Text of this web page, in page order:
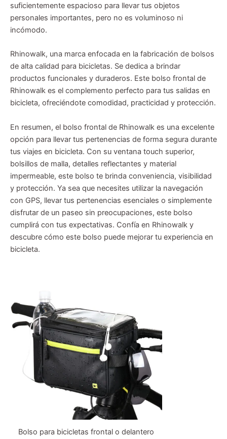
suficientemente espacioso para llevar tus objetos
personales importantes, pero no es voluminoso ni
incómodo.
Rhinowalk, una marca enfocada en la fabricación de bolsos
de alta calidad para bicicletas. Se dedica a brindar
productos funcionales y duraderos. Este bolso frontal de
Rhinowalk es el complemento perfecto para tus salidas en
bicicleta, ofreciéndote comodidad, practicidad y protección.
En resumen, el bolso frontal de Rhinowalk es una excelente
opción para llevar tus pertenencias de forma segura durante
tus viajes en bicicleta. Con su ventana touch superior,
bolsillos de malla, detalles reflectantes y material
impermeable, este bolso te brinda conveniencia, visibilidad
y protección. Ya sea que necesites utilizar la navegación
con GPS, llevar tus pertenencias esenciales o simplemente
disfrutar de un paseo sin preocupaciones, este bolso
cumplirá con tus expectativas. Confía en Rhinowalk y
descubre cómo este bolso puede mejorar tu experiencia en
bicicleta.
Bolso para bicicletas frontal o delantero